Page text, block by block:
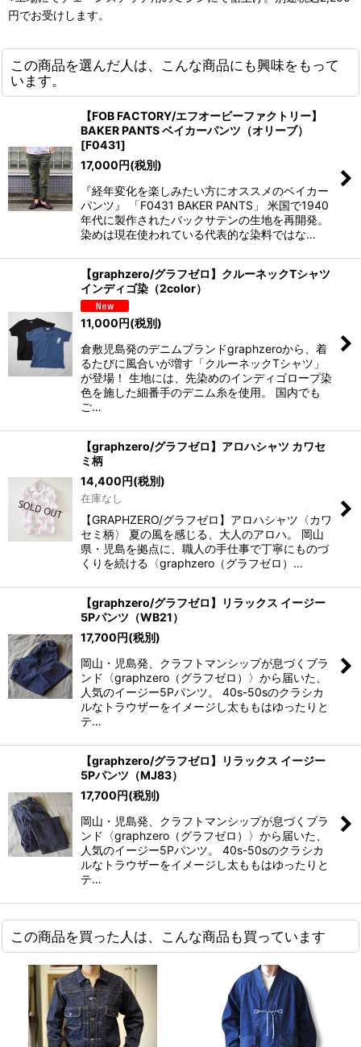
円でお受けします。
この商品を選んだ人は、こんな商品にも興味をもって
います。
【FOB FACTORY/エフオービーファクトリー】
BAKER PANTS ベイカーパンツ（オリーブ）
[F0431]
17,000円(税別)
『経年変化を楽しみたい方にオススメのベイカー
パンツ』 「F0431 BAKER PANTS」 米国で1940
年代に製作されたバックサテンの生地を再開発。
染めは現在使われている代表的な染料ではな…
【graphzero/グラフゼロ】クルーネックTシャツ
インディゴ染（2color）
11,000円(税別)
倉敷児島発のデニムブランドgraphzeroから、着
るたびに風合いが増す「クルーネックTシャツ」
が登場！ 生地には、先染めのインディゴロープ染
色を施した細番手のデニム糸を使用。 国内でも
ご…
【graphzero/グラフゼロ】アロハシャツ カワセ
ミ柄
14,400円(税別)
在庫なし
【GRAPHZERO/グラフゼロ】アロハシャツ〈カワ
セミ柄〉 夏の風を感じる、大人のアロハ。 岡山
県・児島を拠点に、職人の手仕事で丁寧にものづ
くりを続ける〈graphzero（グラフゼロ）…
【graphzero/グラフゼロ】リラックス イージー
5Pパンツ（WB21）
17,700円(税別)
岡山・児島発、クラフトマンシップが息づくブラ
ンド〈graphzero（グラフゼロ）〉から届いた、
人気のイージー5Pパンツ。 40s-50sのクラシカ
ルなトラウザーをイメージし太ももはゆったりと
テ…
【graphzero/グラフゼロ】リラックス イージー
5Pパンツ（MJ83）
17,700円(税別)
岡山・児島発、クラフトマンシップが息づくブラ
ンド〈graphzero（グラフゼロ）〉から届いた、
人気のイージー5Pパンツ。 40s-50sのクラシカ
ルなトラウザーをイメージし太ももはゆったりと
テ…
この商品を買った人は、こんな商品も買っています